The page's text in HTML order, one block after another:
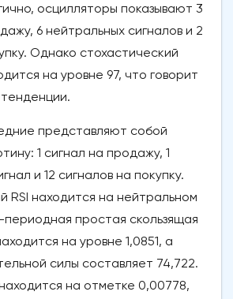
осцилляторы показывают 3
6 нейтральных сигналов и 2
Однако стохастический
на уровне 97, что говорит
представляют собой
1 сигнал на продажу, 1
и 12 сигналов на покупку.
RSI находится на нейтральном
периодная простая скользящая
на уровне 1,0851, а
силы составляет 74,722.
на отметке 0,00778,